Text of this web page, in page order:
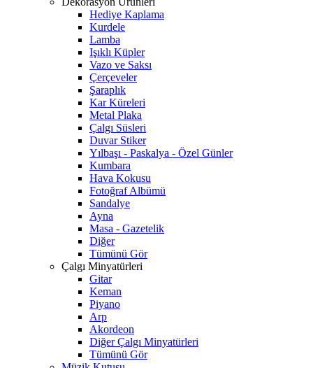
Hediye Kaplama
Kurdele
Lamba
Işıklı Küpler
Vazo ve Saksı
Çerçeveler
Şaraplık
Kar Küreleri
Metal Plaka
Çalgı Süsleri
Duvar Stiker
Yılbaşı - Paskalya - Özel Günler
Kumbara
Hava Kokusu
Fotoğraf Albümü
Sandalye
Ayna
Masa - Gazetelik
Diğer
Tümünü Gör
Çalgı Minyatürleri
Gitar
Keman
Piyano
Arp
Akordeon
Diğer Çalgı Minyatürleri
Tümünü Gör